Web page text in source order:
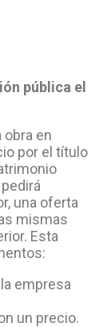
pública el
obra en
por el título
una oferta
mismas
Esta
empresa
un precio.